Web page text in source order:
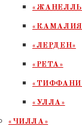
«ЛЕРДЕН»
«РЕТА»
«УЛЛА»
«ЧИЛЛА»